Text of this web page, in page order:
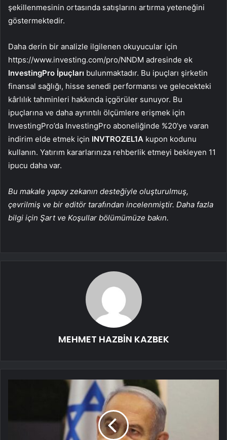
şekillenmesinin ortasında satışlarını artırma yeteneğini
göstermektedir.
Daha derin bir analizle ilgilenen okuyucular için
https://www.investing.com/pro/NNDM adresinde ek
InvestingPro İpuçları bulunmaktadır. Bu ipuçları şirketin
finansal sağlığı, hisse senedi performansı ve gelecekteki
kârlılık tahminleri hakkında içgörüler sunuyor. Bu
ipuçlarına ve daha ayrıntılı ölçümlere erişmek için
InvestingPro’da InvestingPro aboneliğinde %20’ye varan
indirim elde etmek için INVTROZEL1A kupon kodunu
kullanın. Yatırım kararlarınıza rehberlik etmeyi bekleyen 11
ipucu daha var.
Bu makale yapay zekanın desteğiyle oluşturulmuş,
çevrilmiş ve bir editör tarafından incelenmiştir. Daha fazla
bilgi için Şart ve Koşullar bölümümüze bakın.
MEHMET HAZBİN KAZBEK